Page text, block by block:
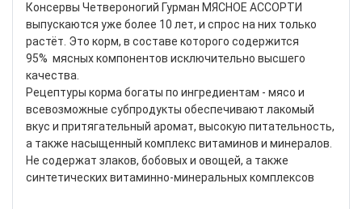
Консервы Четвероногий Гурман МЯСНОЕ АССОРТИ
выпускаются уже более 10 лет, и спрос на них только
растёт. Это корм, в составе которого содержится
95% мясных компонентов исключительно высшего
качества.
Рецептуры корма богаты по ингредиентам - мясо и
всевозможные субпродукты обеспечивают лакомый
вкус и притягательный аромат, высокую питательность,
а также насыщенный комплекс витаминов и минералов.
Не содержат злаков, бобовых и овощей, а также
синтетических витаминно-минеральных комплексов